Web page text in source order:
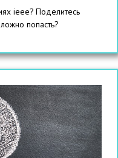
ieee? Поделитесь
попасть?